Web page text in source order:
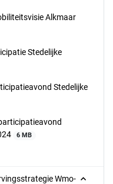
Alkmaar
Stedelijke
Stedelijke
6 MB
Wmo-